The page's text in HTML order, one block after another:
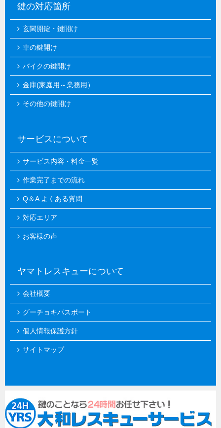
鍵の対応箇所
玄関開錠・鍵開け
車の鍵開け
バイクの鍵開け
金庫(家庭用～業務用）
その他の鍵開け
サービスについて
サービス内容・料金一覧
作業完了までの流れ
Q＆A よくある質問
対応エリア
お客様の声
ヤマトレスキューについて
会社概要
グーチョキパスポート
個人情報保護方針
サイトマップ